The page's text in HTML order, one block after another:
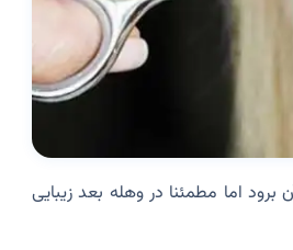
اما مطمئنا در وهله بعد زیبایی